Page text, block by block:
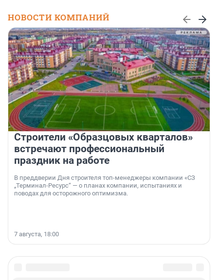
НОВОСТИ КОМПАНИЙ
Строители «Образцовых кварталов»
встречают профессиональный
праздник на работе
В преддверии Дня строителя топ-менеджеры компании «СЗ
„Терминал-Ресурс“ — о планах компании, испытаниях и
поводах для осторожного оптимизма.
7 августа, 18:00